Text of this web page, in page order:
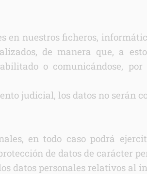
en nuestros ficheros,
de manera que, a
o comunicándose,
judicial, los datos no serán
en todo caso podrá
de datos de carácter
datos personales relativos al